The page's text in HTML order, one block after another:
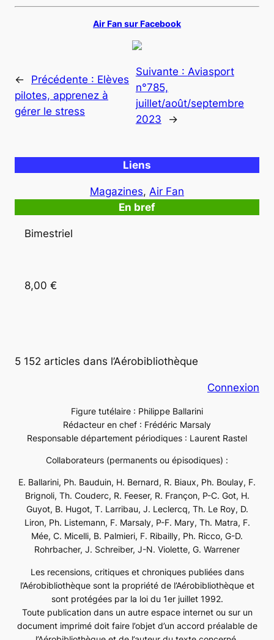
Air Fan sur Facebook
← Précédente : Elèves
pilotes, apprenez à
gérer le stress
Suivante : Aviasport
n°785,
juillet/août/septembre
2023
→
Liens
Magazines, Air Fan
En bref
Bimestriel
8,00 €
5 152 articles dans l’Aérobibliothèque
Connexion
Figure tutélaire : Philippe Ballarini
Rédacteur en chef : Frédéric Marsaly
Responsable département périodiques : Laurent Rastel
Collaborateurs (permanents ou épisodiques) :
E. Ballarini, Ph. Bauduin, H. Bernard, R. Biaux, Ph. Boulay, F.
Brignoli, Th. Couderc, R. Feeser, R. Françon, P-C. Got, H.
Guyot, B. Hugot, T. Larribau, J. Leclercq, Th. Le Roy, D.
Liron, Ph. Listemann, F. Marsaly, P-F. Mary, Th. Matra, F.
Mée, C. Micelli, B. Palmieri, F. Ribailly, Ph. Ricco, G-D.
Rohrbacher, J. Schreiber, J-N. Violette, G. Warrener
Les recensions, critiques et chroniques publiées dans
l’Aérobibliothèque sont la propriété de l’Aérobibliothèque et
sont protégées par la loi du 1er juillet 1992.
Toute publication dans un autre espace internet ou sur un
document imprimé doit faire l’objet d’un accord préalable de